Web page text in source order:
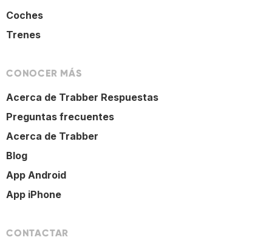
Coches
Trenes
CONOCER MÁS
Acerca de Trabber Respuestas
Preguntas frecuentes
Acerca de Trabber
Blog
App Android
App iPhone
CONTACTAR